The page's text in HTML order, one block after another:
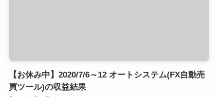
【お休み中】2020/7/6～12 オートシステム(FX自動売
買ツール)の収益結果